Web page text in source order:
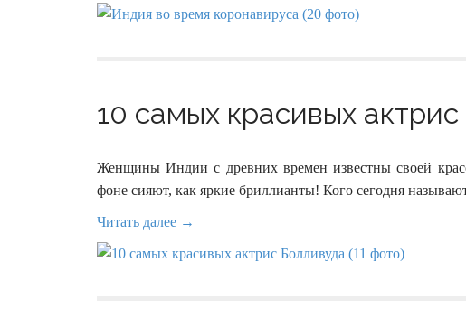
10 самых красивых
Женщины Индии с древних времен известны своей
фоне сияют, как яркие бриллианты! Кого сегодня
Читать далее →